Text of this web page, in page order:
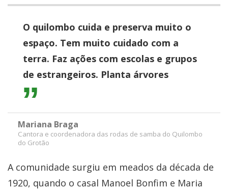
O quilombo cuida e preserva muito o
espaço. Tem muito cuidado com a
terra. Faz ações com escolas e grupos
de estrangeiros. Planta árvores
Mariana Braga
Cantora e coordenadora das rodas de samba do Quilombo
do Grotão
A comunidade surgiu em meados da década de
1920, quando o casal Manoel Bonfim e Maria